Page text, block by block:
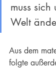
muss
Welt
Aus dem
folgte